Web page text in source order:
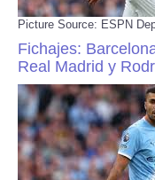
Picture Source: ESPN
Fichajes:
Real Madrid y